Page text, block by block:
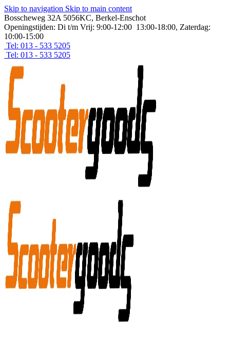
Skip to navigation Skip to main content
Bosscheweg 32A 5056KC, Berkel-Enschot
Openingstijden: Di t/m Vrij: 9:00-12:00 13:00-18:00, Zaterdag:
10:00-15:00
Tel: 013 - 533 5205
Tel: 013 - 533 5205